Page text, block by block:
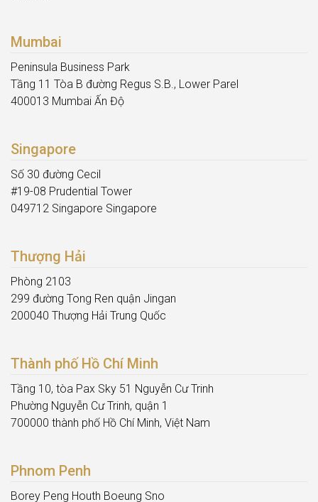
Mumbai
Peninsula Business Park
Tầng 11 Tòa B đường Regus S.B., Lower Parel
400013 Mumbai Ấn Độ
Singapore
Số 30 đường Cecil
#19-08 Prudential Tower
049712 Singapore Singapore
Thượng Hải
Phòng 2103
299 đường Tong Ren quận Jingan
200040 Thượng Hải Trung Quốc
Thành phố Hồ Chí Minh
Tầng 10, tòa Pax Sky 51 Nguyễn Cư Trinh
Phường Nguyễn Cư Trinh, quận 1
700000 thành phố Hồ Chí Minh, Việt Nam
Phnom Penh
Borey Peng Houth Boeung Sno